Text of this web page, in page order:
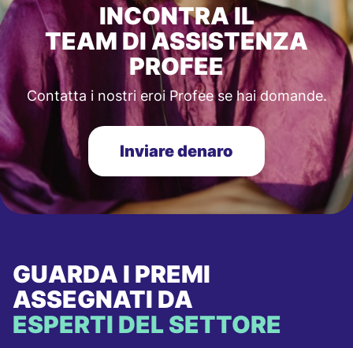
INCONTRA IL
TEAM DI ASSISTENZA
PROFEE
Contatta i nostri eroi Profee se hai domande.
Inviare denaro
GUARDA I PREMI
ASSEGNATI DA
ESPERTI DEL SETTORE